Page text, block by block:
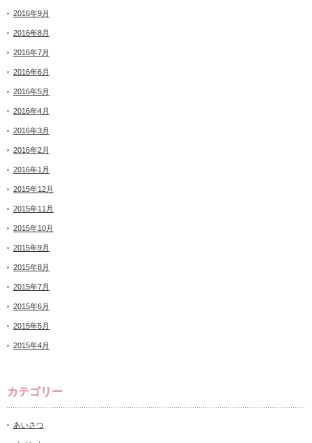
2016年9月
2016年8月
2016年7月
2016年6月
2016年5月
2016年4月
2016年3月
2016年2月
2016年1月
2015年12月
2015年11月
2015年10月
2015年9月
2015年8月
2015年7月
2015年6月
2015年5月
2015年4月
カテゴリー
あいさつ